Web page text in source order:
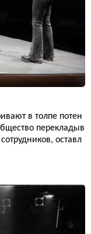
в толпе потен
перекладыв
оставл